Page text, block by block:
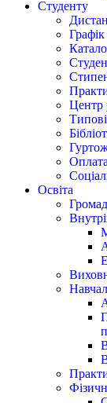
Студенту
Центр
Освіта